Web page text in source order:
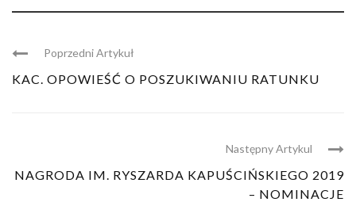
Poprzedni Artykuł
KAC. OPOWIEŚĆ O POSZUKIWANIU RATUNKU
Następny Artykul
NAGRODA IM. RYSZARDA KAPUŚCIŃSKIEGO 2019
– NOMINACJE